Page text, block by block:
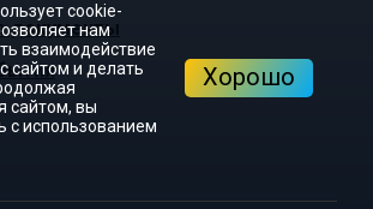
документы
cookie-
нам
взаимодействие
сайтом и делать
сайтом, вы
с использованием
Хорошо